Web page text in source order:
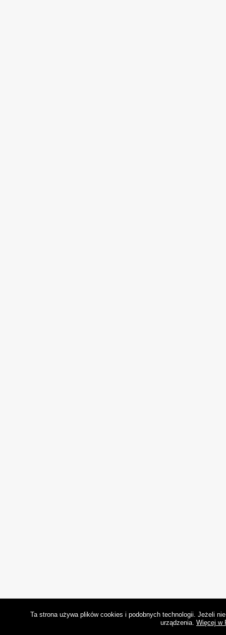
Ta strona używa plików cookies i podobnych technologii. Jeżeli
urządzenia. Więcej w